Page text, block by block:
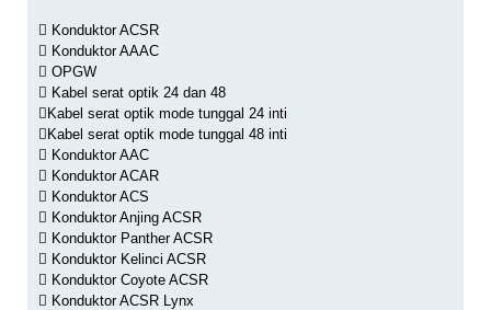
Konduktor ACSR
Konduktor AAAC
OPGW
Kabel serat optik 24 dan 48
Kabel serat optik mode tunggal 24 inti
Kabel serat optik mode tunggal 48 inti
Konduktor AAC
Konduktor ACAR
Konduktor ACS
Konduktor Anjing ACSR
Konduktor Panther ACSR
Konduktor Kelinci ACSR
Konduktor Coyote ACSR
Konduktor ACSR Lynx